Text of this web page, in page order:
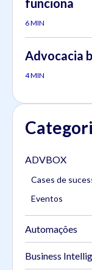
funciona
6 MIN
Advocacia
4 MIN
ADVBOX
Cases de
Eventos
Automações
Business